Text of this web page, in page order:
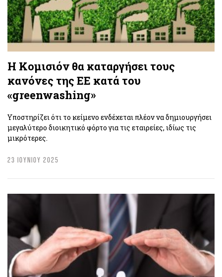
Η Kομισιόν θα καταργήσει τους
κανόνες της ΕΕ κατά του
«greenwashing»
Yποστηρίζει ότι το κείμενο ενδέχεται πλέον να δημιουργήσει
μεγαλύτερο διοικητικό φόρτο για τις εταιρείες, ιδίως τις
μικρότερες.
23 ΙΟΥΝΙΟΥ 2025